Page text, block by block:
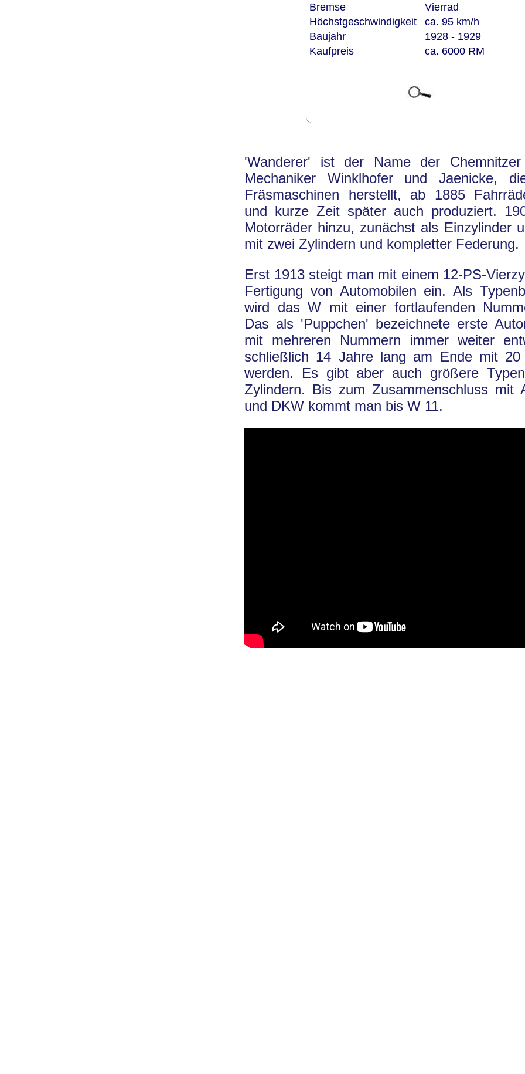
Bremse
Vierrad
Höchstgeschwindigkeit
ca. 95 km/h
Baujahr
1928 - 1929
Kaufpreis
ca. 6000 RM
'Wanderer' ist der Name der
Mechaniker Winklhofer und Jaenicke,
Fräsmaschinen herstellt, ab 1885
und kurze Zeit später auch produziert.
Motorräder hinzu, zunächst als Einzylinder
mit zwei Zylindern und kompletter Federung.
Erst 1913 steigt man mit einem 12-PS-
Fertigung von Automobilen ein. Als
wird das W mit einer fortlaufenden
Das als 'Puppchen' bezeichnete erste
mit mehreren Nummern immer weiter
schließlich 14 Jahre lang am Ende mit
werden. Es gibt aber auch größere
Zylindern. Bis zum Zusammenschluss mit
und DKW kommt man bis W 11.